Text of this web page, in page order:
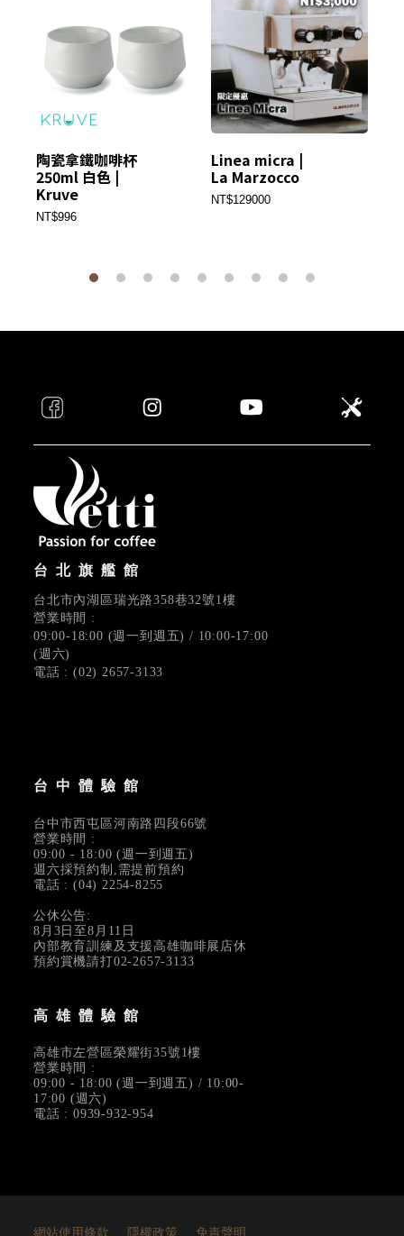
陶瓷拿鐵咖啡杯
250ml 白色 |
Kruve
NT$996
Linea micra |
La Marzocco
NT$129000
台北旗艦館
台北市內湖區瑞光路358巷32號1樓
營業時間 :
09:00-18:00 (週一到週五) / 10:00-17:00
(週六)
電話 : (02) 2657-3133
台中體驗館
台中市西屯區河南路四段66號
營業時間 :
09:00 - 18:00 (週一到週五)
週六採預約制,需提前預約
電話 : (04) 2254-8255
公休公告:
8月3日至8月11日
內部教育訓練及支援高雄咖啡展店休
預約賞機請打02-2657-3133
高雄體驗館
高雄市左營區榮耀街35號1樓
營業時間 :
09:00 - 18:00 (週一到週五) / 10:00-
17:00 (週六)
電話 : 0939-932-954
網站使用條款 隱權政策 免責聲明